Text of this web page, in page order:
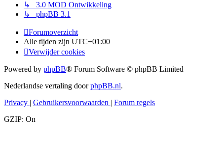
↳ 3.0 MOD Ontwikkeling
↳ phpBB 3.1
Forumoverzicht
Alle tijden zijn UTC+01:00
Verwijder cookies
Powered by phpBB® Forum Software © phpBB Limited
Nederlandse vertaling doorphpBB.nl.
Privacy | Gebruikersvoorwaarden | Forum regels
GZIP: On